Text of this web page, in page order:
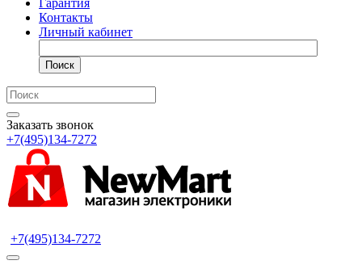
Гарантия
Контакты
Личный кабинет
Поиск
Заказать звонок
+7(495)134-7272
+7(495)134-7272